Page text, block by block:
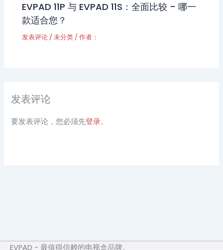
EVPAD 11P 与 EVPAD 11S：全面比较 - 哪一
款适合您？
发表评论 /未分类 / 作者：
发表评论
要发表评论，您必须先登录。
EVPAD - 最值得信赖的电视盒品牌。